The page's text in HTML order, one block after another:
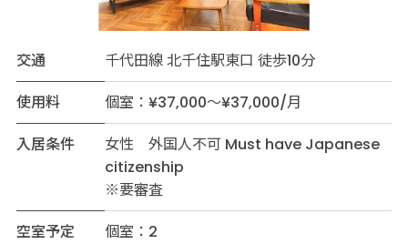
交通
千代田線 北千住駅東口 徒歩10分
使用料
個室：¥37,000～¥37,000/月
入居条件
女性 外国人不可 Must have Japanese
citizenship
※要審査
空室予定
個室：2